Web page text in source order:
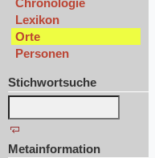
Lexikon
Orte
Personen
Stichwortsuche
Metainformation